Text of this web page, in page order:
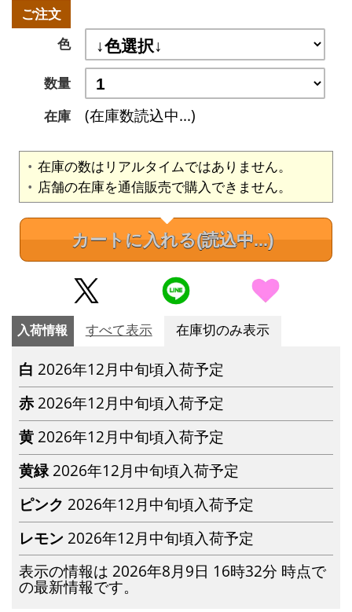
ご注文
色
数量
在庫
(在庫数読込中...)
在庫の数はリアルタイムではありません。
店舗の在庫を通信販売で購入できません。
カートに入れる(読込中...)
入荷情報 すべて表示 在庫切のみ表示
白 2026年12月中旬頃入荷予定
赤 2026年12月中旬頃入荷予定
黄 2026年12月中旬頃入荷予定
黄緑 2026年12月中旬頃入荷予定
ピンク 2026年12月中旬頃入荷予定
レモン 2026年12月中旬頃入荷予定
表示の情報は 2026年8月9日 16時32分 時点で
の最新情報です。